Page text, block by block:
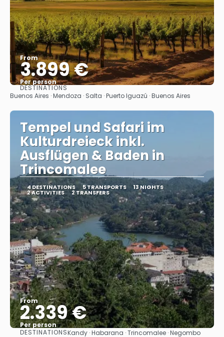
From
3.899 €
Per person
See
DESTINATIONS
Buenos Aires · Mendoza · Salta · Puerto Iguazú · Buenos Aires
Tempel und Safari im
Kulturdreieck inkl.
Ausflügen & Baden in
Trincomalee
4 DESTINATIONS 5 TRANSPORTS 13 NIGHTS
2 ACTIVITIES 2 TRANSFERS
From
2.339 €
Per person
DESTINATIONSKandy · Habarana · Trincomalee · Negombo